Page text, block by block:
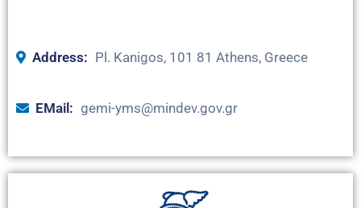
Address: Pl. Kanigos, 101 81 Athens, Greece
ΕMail: gemi-yms@mindev.gov.gr